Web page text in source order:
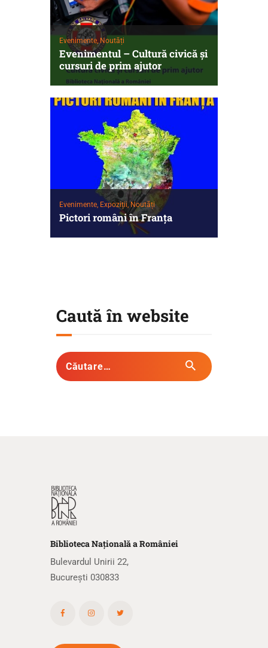
Evenimente, Noutăți
Evenimentul – Cultură civică şi
cursuri de prim ajutor
Evenimente, Expoziții,Noutăți
Pictori români în Franţa
Caută în website
BibliotecaNaționalăa României
Bulevardul Unirii 22,
București 030833